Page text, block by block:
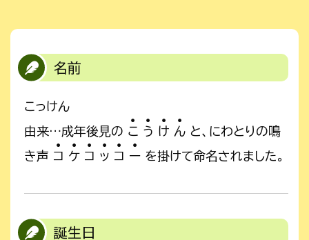
名前
こっけん
由来…成年後見の こ う け ん
き声 コ ケ コ ッ コ ー を掛けて命名されました。
誕生日